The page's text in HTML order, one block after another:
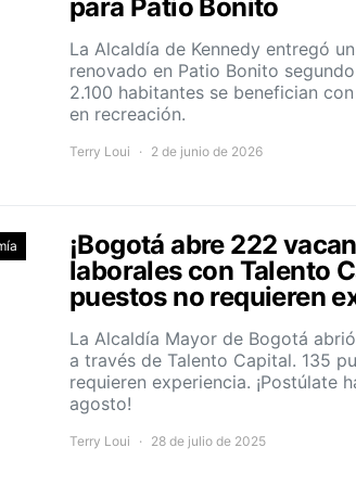
para Patio Bonito
La Alcaldía de Kennedy entregó
renovado en Patio Bonito
2.100 habitantes se benefician
en recreación.
Terry Loui 2 de junio de 2026
¡Bogotá abre 222
laborales con Talento
puestos no requieren
La Alcaldía Mayor de Bogotá
a través de Talento Capital. 135
requieren experiencia. ¡Postúlate
agosto!
Terry Loui 28 de julio de 2025